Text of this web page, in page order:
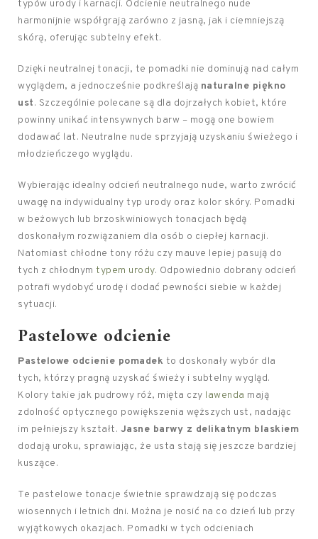
typów urody i karnacji. Odcienie neutralnego nude
harmonijnie współgrają zarówno z jasną, jak i ciemniejszą
skórą, oferując subtelny efekt.
Dzięki neutralnej tonacji, te pomadki nie dominują nad całym
wyglądem, a jednocześnie podkreślają naturalne piękno
ust. Szczególnie polecane są dla dojrzałych kobiet, które
powinny unikać intensywnych barw – mogą one bowiem
dodawać lat. Neutralne nude sprzyjają uzyskaniu świeżego i
młodzieńczego wyglądu.
Wybierając idealny odcień neutralnego nude, warto zwrócić
uwagę na indywidualny typ urody oraz kolor skóry. Pomadki
w beżowych lub brzoskwiniowych tonacjach będą
doskonałym rozwiązaniem dla osób o ciepłej karnacji.
Natomiast chłodne tony różu czy mauve lepiej pasują do
tych z chłodnym typem urody. Odpowiednio dobrany odcień
potrafi wydobyć urodę i dodać pewności siebie w każdej
sytuacji.
Pastelowe odcienie
Pastelowe odcienie pomadek to doskonały wybór dla
tych, którzy pragną uzyskać świeży i subtelny wygląd.
Kolory takie jak pudrowy róż, mięta czy lawenda mają
zdolność optycznego powiększenia węższych ust, nadając
im pełniejszy kształt. Jasne barwy z delikatnym blaskiem
dodają uroku, sprawiając, że usta stają się jeszcze bardziej
kuszące.
Te pastelowe tonacje świetnie sprawdzają się podczas
wiosennych i letnich dni. Można je nosić na co dzień lub przy
wyjątkowych okazjach. Pomadki w tych odcieniach